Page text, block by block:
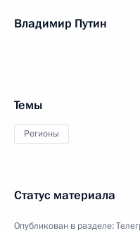
Владимир Путин
Темы
Регионы
Статус материала
Опубликован в разделе: